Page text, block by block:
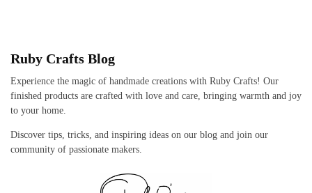
Ruby Crafts Blog
Experience the magic of handmade creations with Ruby Crafts! Our
finished products are crafted with love and care, bringing warmth and joy
to your home.
Discover tips, tricks, and inspiring ideas on our blog and join our
community of passionate makers.